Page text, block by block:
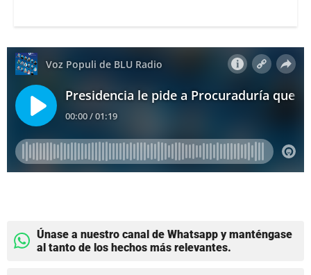
Únase a nuestro canal de Whatsapp y manténgase
al tanto de los hechos más relevantes.